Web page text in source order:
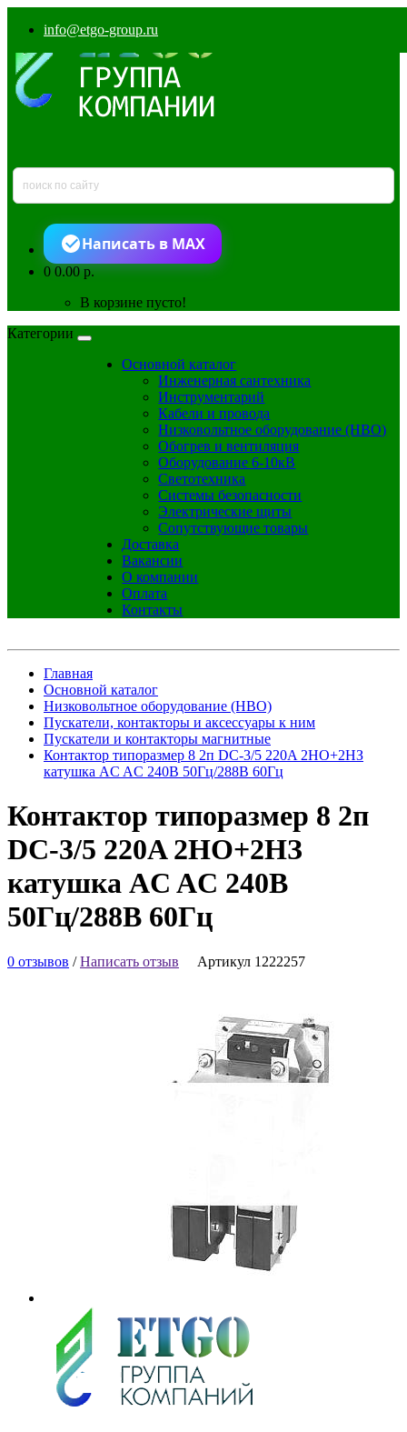
info@etgo-group.ru
Написать в MAX
00.00 р.
В корзине пусто!
Категории
Основной каталог
Инженерная сантехника
Инструментарий
Кабели и провода
Низковольтное оборудование (НВО)
Обогрев и вентиляция
Оборудование 6-10кВ
Светотехника
Системы безопасности
Электрические щиты
Сопутствующие товары
Доставка
Вакансии
О компании
Оплата
Контакты
Главная
Основной каталог
Низковольтное оборудование (НВО)
Пускатели, контакторы и аксессуары к ним
Пускатели и контакторы магнитные
Контактор типоразмер 8 2п DC-3/5 220A 2НО+2НЗ
катушка AC AC 240В 50Гц/288В 60Гц
Контактор типоразмер 8 2п
DC-3/5 220A 2НО+2НЗ
катушка AC AC 240В
50Гц/288В 60Гц
0 отзывов /Написать отзыв Артикул 1222257